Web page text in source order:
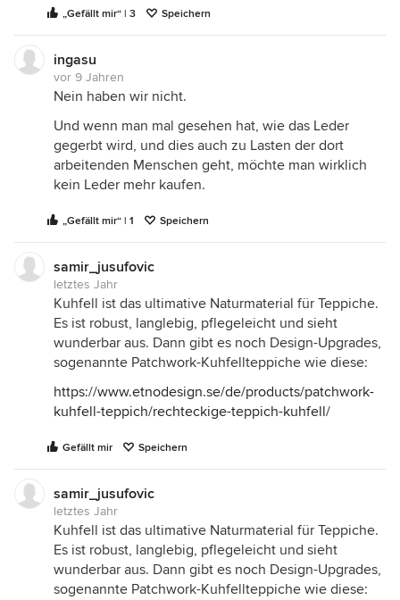
„Gefällt mir“ | 3 Speichern
ingasu
vor 9 Jahren
Nein haben wir nicht.
Und wenn man mal gesehen hat, wie das Leder
gegerbt wird, und dies auch zu Lasten der dort
arbeitenden Menschen geht, möchte man wirklich
kein Leder mehr kaufen.
„Gefällt mir“ | 1 Speichern
samir_jusufovic
letztes Jahr
Kuhfell ist das ultimative Naturmaterial für Teppiche.
Es ist robust, langlebig, pflegeleicht und sieht
wunderbar aus. Dann gibt es noch Design-Upgrades,
sogenannte Patchwork-Kuhfellteppiche wie diese:
https://www.etnodesign.se/de/products/patchwork-
kuhfell-teppich/rechteckige-teppich-kuhfell/
Gefällt mir Speichern
samir_jusufovic
letztes Jahr
Kuhfell ist das ultimative Naturmaterial für Teppiche.
Es ist robust, langlebig, pflegeleicht und sieht
wunderbar aus. Dann gibt es noch Design-Upgrades,
sogenannte Patchwork-Kuhfellteppiche wie diese: